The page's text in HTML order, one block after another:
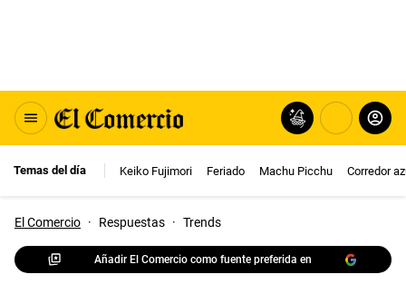
Temas del día Keiko Fujimori Feriado Machu Picchu Corredor
El Comercio · Respuestas · Trends
Añadir El Comercio como fuente preferida en